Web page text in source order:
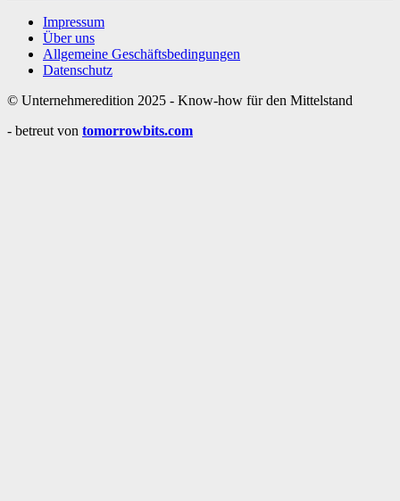
Impressum
Über uns
Allgemeine Geschäftsbedingungen
Datenschutz
© Unternehmeredition 2025 - Know-how für den Mittelstand
- betreut von tomorrowbits.com